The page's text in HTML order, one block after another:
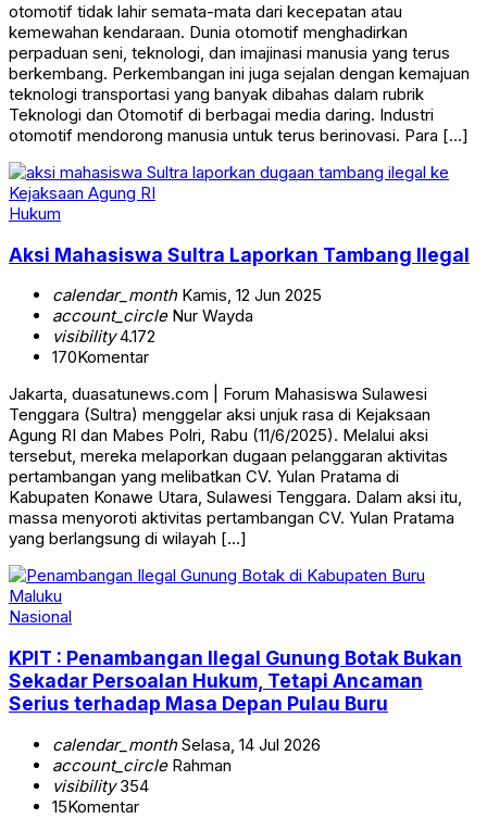
otomotif tidak lahir semata-mata dari kecepatan atau
kemewahan kendaraan. Dunia otomotif menghadirkan
perpaduan seni, teknologi, dan imajinasi manusia yang terus
berkembang. Perkembangan ini juga sejalan dengan kemajuan
teknologi transportasi yang banyak dibahas dalam rubrik
Teknologi dan Otomotif di berbagai media daring. Industri
otomotif mendorong manusia untuk terus berinovasi. Para […]
Hukum
Aksi Mahasiswa Sultra Laporkan Tambang Ilegal
calendar_monthKamis, 12 Jun 2025
account_circleNur Wayda
visibility4.172
170Komentar
Jakarta, duasatunews.com | Forum Mahasiswa Sulawesi
Tenggara (Sultra) menggelar aksi unjuk rasa di Kejaksaan
Agung RI dan Mabes Polri, Rabu (11/6/2025). Melalui aksi
tersebut, mereka melaporkan dugaan pelanggaran aktivitas
pertambangan yang melibatkan CV. Yulan Pratama di
Kabupaten Konawe Utara, Sulawesi Tenggara. Dalam aksi itu,
massa menyoroti aktivitas pertambangan CV. Yulan Pratama
yang berlangsung di wilayah […]
Nasional
KPIT : Penambangan Ilegal Gunung Botak Bukan
Sekadar Persoalan Hukum, Tetapi Ancaman
Serius terhadap Masa Depan Pulau Buru
calendar_monthSelasa, 14 Jul 2026
account_circleRahman
visibility354
15Komentar